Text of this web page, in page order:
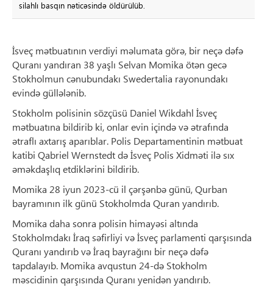
silahlı basqın nəticəsində öldürülüb.
İsveç mətbuatının verdiyi məlumata görə, bir neçə dəfə
Quranı yandıran 38 yaşlı Selvan Momika ötən gecə
Stokholmun cənubundakı Swedertalia rayonundakı
evində güllələnib.
Stokholm polisinin sözçüsü Daniel Wikdahl İsveç
mətbuatına bildirib ki, onlar evin içində və ətrafında
ətraflı axtarış aparıblar. Polis Departamentinin mətbuat
katibi Qabriel Wernstedt də İsveç Polis Xidməti ilə sıx
əməkdaşlıq etdiklərini bildirib.
Momika 28 iyun 2023-cü il çərşənbə günü, Qurban
bayramının ilk günü Stokholmda Quran yandırıb.
Momika daha sonra polisin himayəsi altında
Stokholmdakı İraq səfirliyi və İsveç parlamenti qarşısında
Quranı yandırıb və İraq bayrağını bir neçə dəfə
tapdalayıb. Momika avqustun 24-də Stokholm
məscidinin qarşısında Quranı yenidən yandırıb.